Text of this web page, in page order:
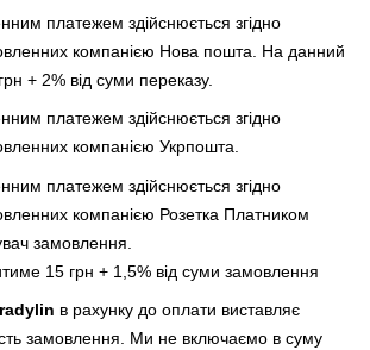
платежем здійснюється згідно
компанією Нова пошта. На данний
+ 2% від суми переказу.
платежем здійснюється згідно
компанією Укрпошта.
платежем здійснюється згідно
компанією Розетка Платником
замовлення.
15 грн + 1,5% від суми замовлення
в рахунку до оплати виставляє
замовлення. Ми не включаємо в суму